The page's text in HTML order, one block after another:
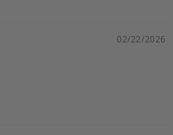
02/22/2026